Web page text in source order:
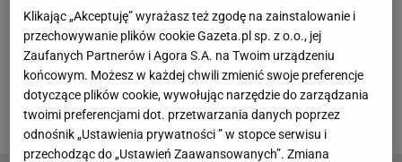
Trzy "oczka" powędrowały zatem do Koreańczyków,
a czeskie media nie ukrywają zawodu po pierwszym
meczu na mundialu. Choćby remis byłby
satysfakcjonującym rezultatem, a tymczasem nasi
sąsiedzi nie zdobyli nawet punktu.
Klikając „Akceptuję” wyrażasz też zgodę na zainstalowanie i
przechowywanie plików cookie Gazeta.pl sp. z o.o., jej
Zaufanych Partnerów i Agora S.A. na Twoim urządzeniu
końcowym. Możesz w każdej chwili zmienić swoje preferencje
dotyczące plików cookie, wywołując narzędzie do zarządzania
twoimi preferencjami dot. przetwarzania danych poprzez
odnośnik „Ustawienia prywatności ” w stopce serwisu i
przechodząc do „Ustawień Zaawansowanych”. Zmiana